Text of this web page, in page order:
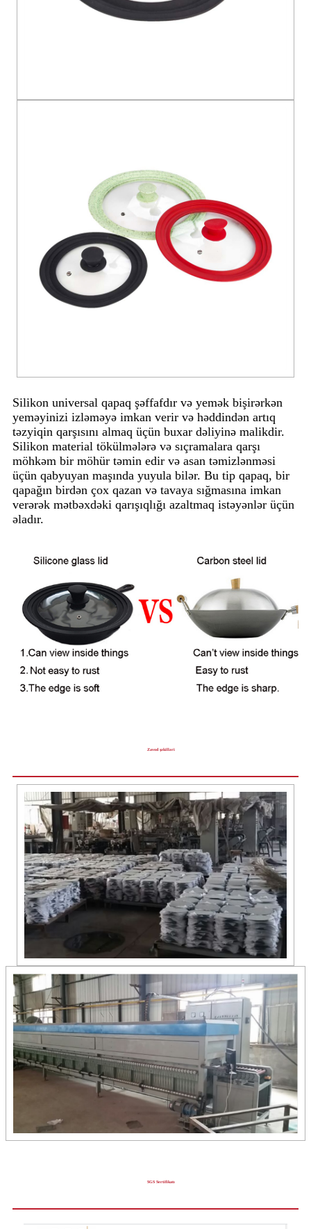
Silikon universal qapaq şəffafdır və yemək bişirərkən
yeməyinizi izləməyə imkan verir və həddindən artıq
təzyiqin qarşısını almaq üçün buxar dəliyinə malikdir.
Silikon material tökülmələrə və sıçramalara qarşı
möhkəm bir möhür təmin edir və asan təmizlənməsi
üçün qabyuyan maşında yuyula bilər. Bu tip qapaq, bir
qapağın birdən çox qazan və tavaya sığmasına imkan
verərək mətbəxdəki qarışıqlığı azaltmaq istəyənlər üçün
əladır.
Zavod şəkilləri
SGS Sertifikatı